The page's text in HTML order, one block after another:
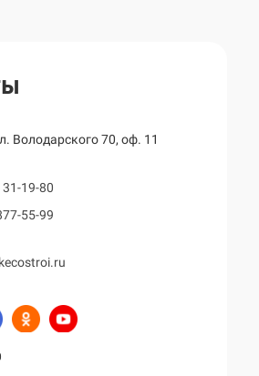
Володарского 70, оф. 11
19-80
55-99